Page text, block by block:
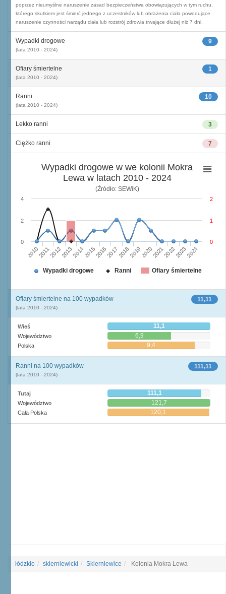
poprzez nieumyślne naruszenie zasad bezpieczeństwa obowiązujących w tym ruchu,
którego skutkiem jest śmierć jednego z uczestników lub obrażenia ciała powodujące
naruszenie czynności narządu ciała lub rozstrój zdrowia trwające dłużej niż 7 dni.
9
Wypadki drogowe
(lata 2010 - 2024)
1
Ofiary śmiertelne
(lata 2010 - 2024)
10
Ranni
(lata 2010 - 2024)
3
Lekko ranni
7
Ciężko ranni
Wypadki drogowe w we kolonii Mokra
Lewa w latach 2010 - 2024
(Źródło: SEWiK)
201020112012201320142015201620172018201920202021202220232024
0
2
4
0
1
2
Wypadki drogowe Ranni Ofiary śmiertelne
11,11
Ofiary śmiertelne na 100 wypadków
(lata 2010 - 2024)
Wieś 11,1
Województwo 6,9
Polska 9,4
111,11
Ranni na 100 wypadków
(lata 2010 - 2024)
Tutaj 111,1
Województwo 121,7
Cała Polska 120,1
łódzkie skierniewicki Skierniewice Kolonia Mokra Lewa